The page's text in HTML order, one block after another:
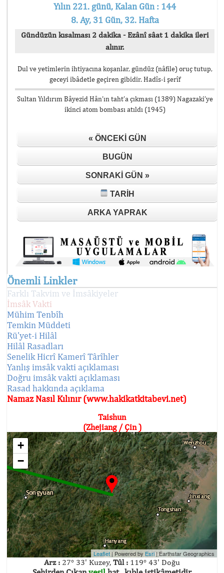
Yılın 221. günü, Kalan Gün : 144
8. Ay, 31 Gün, 32. Hafta
Gündüzün kısalması 2 dakika - Ezânî sâat 1 dakika ileri
alınır.
Dul ve yetimlerin ihtiyacına koşanlar, gündüz (nâfile) oruç tutup,
geceyi ibâdetle geçiren gibidir. Hadîs-i şerîf
Sultan Yıldırım Bâyezid Hân’ın taht’a çıkması (1389) Nagazaki’ye
ikinci atom bombası atıldı (1945)
« ÖNCEKI GÜN
BUGÜN
SONRAKI GÜN »
TARIH
ARKA YAPRAK
Önemli Linkler
Farklı Takvim ve İmsâkiyeler
İmsâk Vakti
Mühim Tenbîh
Temkin Müddeti
Rü'yet-i Hilâl
Hilâl Rasadları
Senelik Hicrî Kamerî Târîhler
Yanlış imsâk vakti açıklaması
Doğru imsâk vakti açıklaması
Rasad hakkında açıklama
Namaz Nasıl Kılınır (www.hakikatkitabevi.net)
Taishun
(Zhejiang / Çin )
+
−
Leaflet | Powered by Esri|Earthstar Geographics
Arz : 27° 33' Kuzey, Tûl : 119° 43' Doğu